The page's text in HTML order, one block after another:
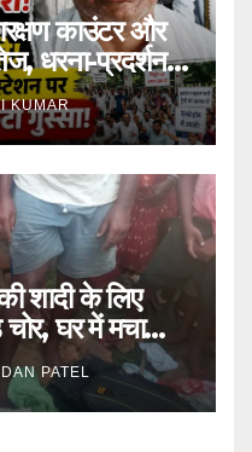
काउंटर और
धरना-प्रदर्शन में
KUMAR
शादी के लिए
घर में मचा
PATEL